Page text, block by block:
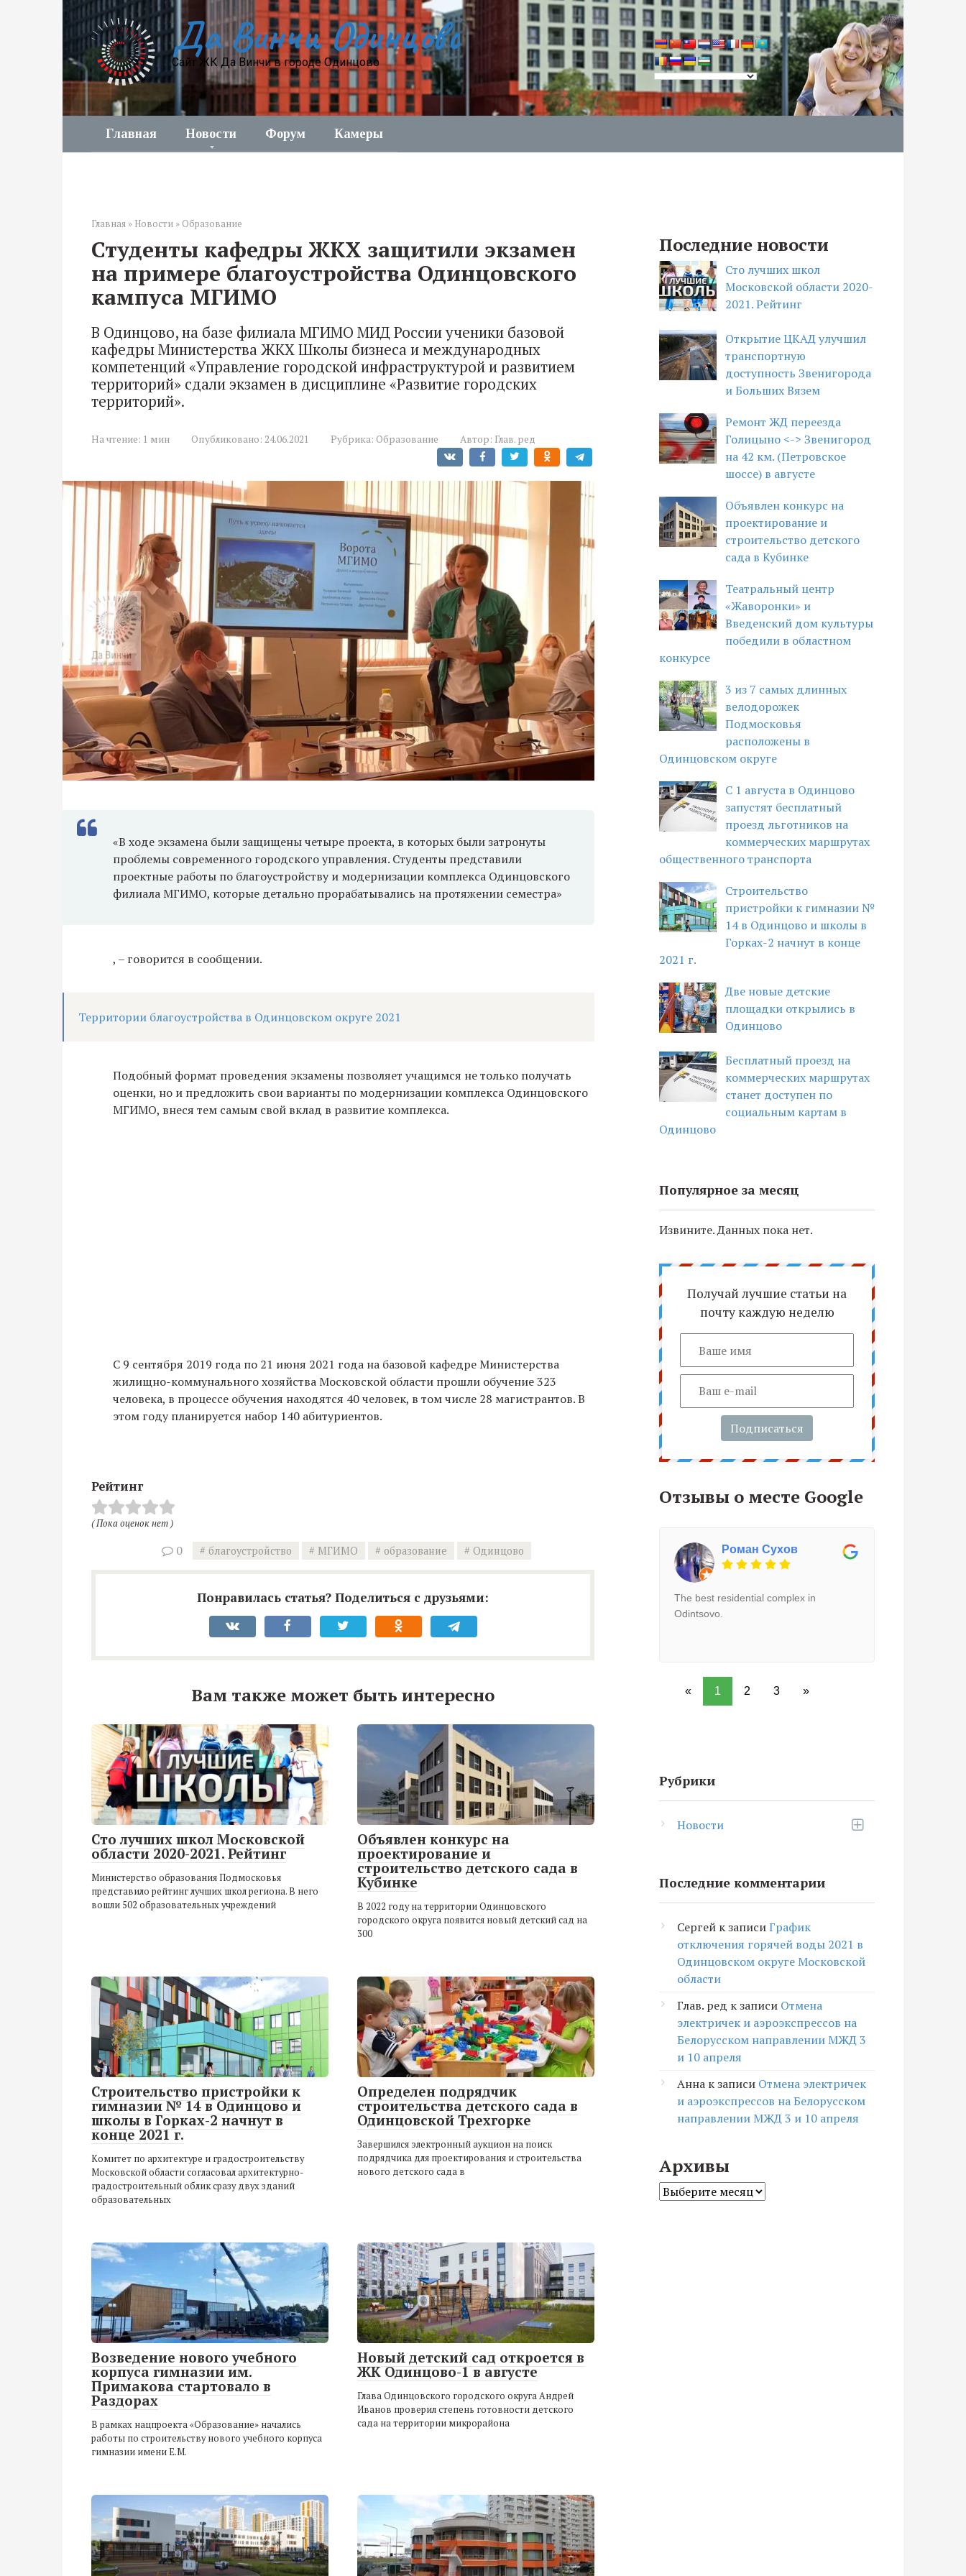
Да Винчи Одинцово
Сайт ЖК Да Винчи в городе Одинцово
Главная Новости Форум Камеры
Главная » Новости » Образование
Студенты кафедры ЖКХ защитили экзамен
на примере благоустройства Одинцовского
кампуса МГИМО
В Одинцово, на базе филиала МГИМО МИД России ученики базовой
кафедры Министерства ЖКХ Школы бизнеса и международных
компетенций «Управление городской инфраструктурой и развитием
территорий» сдали экзамен в дисциплине «Развитие городских
территорий».
На чтение: 1 мин Опубликовано: 24.06.2021 Рубрика: Образование Автор: Глав. ред
«В ходе экзамена были защищены четыре проекта, в которых были затронуты
проблемы современного городского управления. Студенты представили
проектные работы по благоустройству и модернизации комплекса Одинцовского
филиала МГИМО, которые детально прорабатывались на протяжении семестра»
, – говорится в сообщении.
Территории благоустройства в Одинцовском округе 2021
Подобный формат проведения экзамены позволяет учащимся не только получать
оценки, но и предложить свои варианты по модернизации комплекса Одинцовского
МГИМО, внеся тем самым свой вклад в развитие комплекса.
С 9 сентября 2019 года по 21 июня 2021 года на базовой кафедре Министерства
жилищно-коммунального хозяйства Московской области прошли обучение 323
человека, в процессе обучения находятся 40 человек, в том числе 28 магистрантов. В
этом году планируется набор 140 абитуриентов.
Рейтинг
( Пока оценок нет )
0 благоустройство МГИМО образование Одинцово
Понравилась статья? Поделиться с друзьями:
Вам также может быть интересно
Сто лучших школ Московской
области 2020-2021. Рейтинг
Министерство образования Подмосковья
представило рейтинг лучших школ региона. В него
вошли 502 образовательных учреждений
Объявлен конкурс на
проектирование и
строительство детского сада в
Кубинке
В 2022 году на территории Одинцовского
городского округа появится новый детский сад на
300
Строительство пристройки к
гимназии № 14 в Одинцово и
школы в Горках-2 начнут в
конце 2021 г.
Комитет по архитектуре и градостроительству
Московской области согласовал архитектурно-
градостроительный облик сразу двух зданий
образовательных
Определен подрядчик
строительства детского сада в
Одинцовской Трехгорке
Завершился электронный аукцион на поиск
подрядчика для проектирования и строительства
нового детского сада в
Возведение нового учебного
корпуса гимназии им.
Примакова стартовало в
Раздорах
В рамках нацпроекта «Образование» начались
работы по строительству нового учебного корпуса
гимназии имени Е.М.
Новый детский сад откроется в
ЖК Одинцово-1 в августе
Глава Одинцовского городского округа Андрей
Иванов проверил степень готовности детского
сада на территории микрорайона
Последние новости
Сто лучших школ
Московской области 2020-
2021. Рейтинг
Открытие ЦКАД улучшил
транспортную
доступность Звенигорода
и Больших Вязем
Ремонт ЖД переезда
Голицыно <-> Звенигород
на 42 км. (Петровское
шоссе) в августе
Объявлен конкурс на
проектирование и
строительство детского
сада в Кубинке
Театральный центр
«Жаворонки» и
Введенский дом культуры
победили в областном
конкурсе
3 из 7 самых длинных
велодорожек
Подмосковья
расположены в
Одинцовском округе
С 1 августа в Одинцово
запустят бесплатный
проезд льготников на
коммерческих маршрутах
общественного транспорта
Строительство
пристройки к гимназии №
14 в Одинцово и школы в
Горках-2 начнут в конце
2021 г.
Две новые детские
площадки открылись в
Одинцово
Бесплатный проезд на
коммерческих маршрутах
станет доступен по
социальным картам в
Одинцово
Популярное за месяц
Извините. Данных пока нет.
Получай лучшие статьи на
почту каждую неделю
Подписаться
Отзывы о месте Google
Роман Сухов
The best residential complex in
Odintsovo.
« 1 2 3 »
Рубрики
Новости
Последние комментарии
Сергей к записиГрафик
отключения горячей воды 2021 в
Одинцовском округе Московской
области
Глав. ред к записи Отмена
электричек и аэроэкспрессов на
Белорусском направлении МЖД 3
и 10 апреля
Анна к записи Отмена электричек
и аэроэкспрессов на Белорусском
направлении МЖД 3 и 10 апреля
Архивы
Архивы